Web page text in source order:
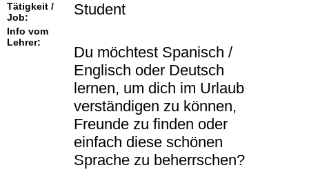
Tätigkeit /
Job:
Student
Info vom
Lehrer:
Du möchtest Spanisch /
Englisch oder Deutsch
lernen, um dich im Urlaub
verständigen zu können,
Freunde zu finden oder
einfach diese schönen
Sprache zu beherrschen?